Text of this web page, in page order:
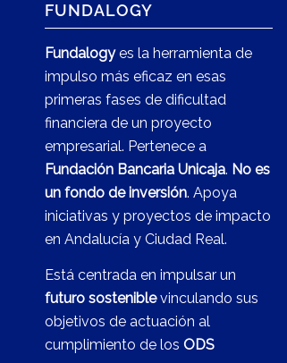
FUNDALOGY
Fundalogyes la herramienta de
impulso más eficaz en esas
primeras fases de dificultad
financiera de un proyecto
empresarial. Pertenece a
Fundación Bancaria Unicaja. No es
un fondo de inversión. Apoya
iniciativas y proyectos de impacto
en Andalucía y Ciudad Real.
Está centrada en impulsar un
futuro sosteniblevinculando sus
objetivos de actuación al
cumplimiento de los ODS